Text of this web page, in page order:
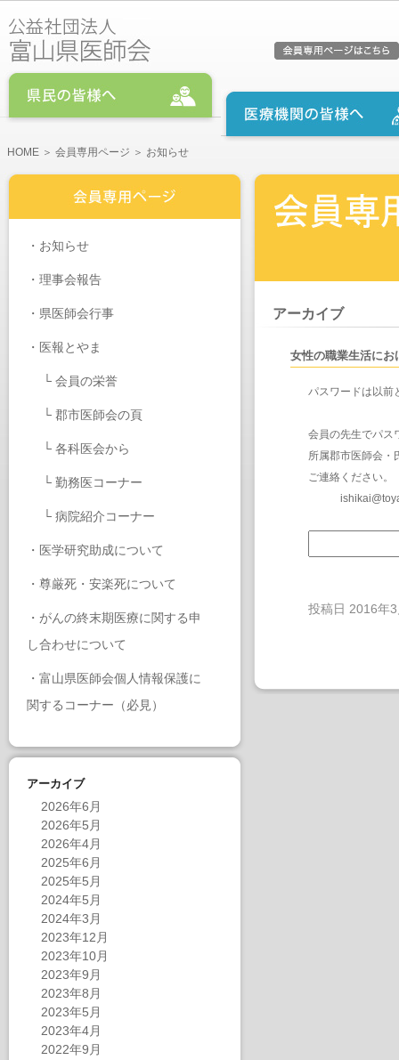
HOME ＞ 会員専用ページ ＞ お知らせ
・ お知らせ
・ 理事会報告
・ 県医師会行事
・医報とやま
└ 会員の栄誉
└ 郡市医師会の頁
└ 各科医会から
└ 勤務医コーナー
└ 病院紹介コーナー
・ 医学研究助成について
・ 尊厳死・安楽死について
・ がんの終末期医療に関する申
し合わせについて
・ 富山県医師会個人情報保護に
関するコーナー（必見）
アーカイブ
2026年6月
2026年5月
2026年4月
2025年6月
2025年5月
2024年5月
2024年3月
2023年12月
2023年10月
2023年9月
2023年8月
2023年5月
2023年4月
2022年9月
アーカイブ
女性の職業生活にお
パスワードは以前
会員の先生でパス
所属郡市医師会・
ご連絡ください。
投稿日 2016年